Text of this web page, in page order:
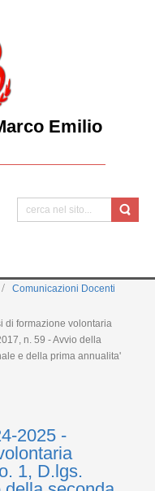
Emilio
Comunicazioni Docenti
di formazione volontaria
n. 59 - Avvio della
e della prima annualita'
2025 -
1, D.lgs.